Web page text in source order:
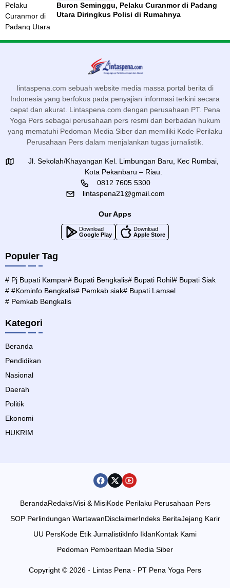
Buron Seminggu, Pelaku Curanmor di Padang
Utara Diringkus Polisi di Rumahnya
lintaspena.com sebuah website media massa portal berita di
Indonesia yang berfokus pada penyajian informasi terkini secara
cepat dan akurat. Lintaspena.com dengan perusahaan PT. Pena
Yoga Pers sebagai perusahaan pers resmi dan berbadan hukum
yang mematuhi Pedoman Media Siber dan memiliki Kode Perilaku
Perusahaan Pers dalam menjalankan tugas jurnalistik.
Jl. Sekolah/Khayangan Kel. Limbungan Baru, Kec Rumbai,
Kota Pekanbaru – Riau.
0812 7605 5300
lintaspena21@gmail.com
Our Apps
Download
Google Play
Download
Apple Store
Populer Tag
# Pj Bupati Kampar# Bupati Bengkalis# Bupati Rohil# Bupati Siak
# #Kominfo Bengkalis# Pemkab siak# Bupati Lamsel
# Pemkab Bengkalis
Kategori
Beranda
Pendidikan
Nasional
Daerah
Politik
Ekonomi
HUKRIM
BerandaRedaksiVisi & MisiKode Perilaku Perusahaan Pers
SOP Perlindungan WartawanDisclaimerIndeks BeritaJejang Karir
UU PersKode Etik JurnalistikInfo IklanKontak Kami
Pedoman Pemberitaan Media Siber
Copyright © 2026 - Lintas Pena - PT Pena Yoga Pers